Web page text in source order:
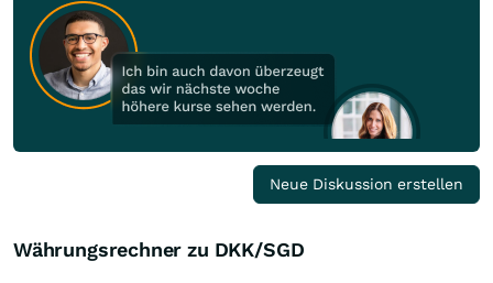
Neue Diskussion erstellen
Währungsrechner zu DKK/SGD